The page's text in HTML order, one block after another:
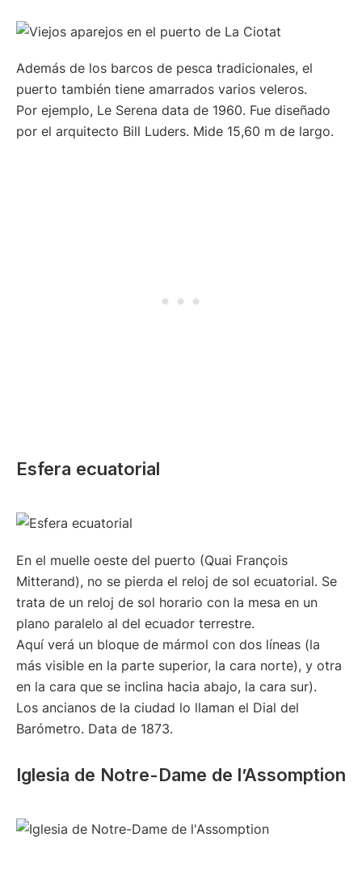
Además de los barcos de pesca tradicionales, el
puerto también tiene amarrados varios veleros.
Por ejemplo, Le Serena data de 1960. Fue diseñado
por el arquitecto Bill Luders. Mide 15,60 m de largo.
Esfera ecuatorial
En el muelle oeste del puerto (Quai François
Mitterand), no se pierda el reloj de sol ecuatorial. Se
trata de un reloj de sol horario con la mesa en un
plano paralelo al del ecuador terrestre.
Aquí verá un bloque de mármol con dos líneas (la
más visible en la parte superior, la cara norte), y otra
en la cara que se inclina hacia abajo, la cara sur).
Los ancianos de la ciudad lo llaman el Dial del
Barómetro. Data de 1873.
Iglesia de Notre-Dame de l’Assomption